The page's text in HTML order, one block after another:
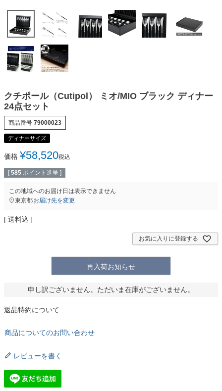
クチポール（Cutipol） ミオ/MIO ブラック ディナー
24点セット
商品番号 79000023
ディナーサイズ
価格 ¥58,520税込
[ 585 ポイント進呈 ]
この地域へのお届け日は表示できません
東京都お届け先を変更
送料込
お気に入りに登録する
再入荷お知らせ
申し訳ございません。ただいま在庫がございません。
返品特約について
商品についてのお問い合わせ
レビューを書く